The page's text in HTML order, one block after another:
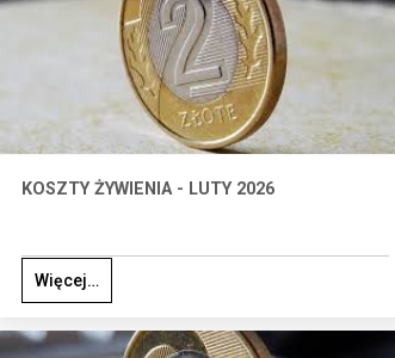
KOSZTY ŻYWIENIA - LUTY 2026
Więcej…